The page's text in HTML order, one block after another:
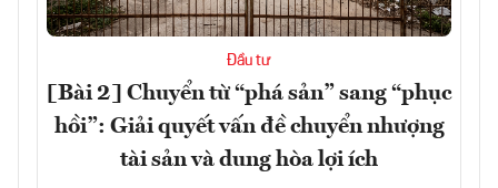
Đầu tư
[Bài 2] Chuyển từ “phá sản” sang “phục
hồi”: Giải quyết vấn đề chuyển nhượng
tài sản và dung hòa lợi ích